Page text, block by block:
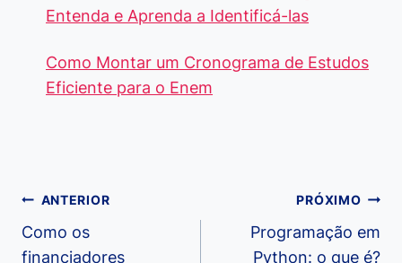
Entenda e Aprenda a Identificá-las
Como Montar um Cronograma de Estudos
Eficiente para o Enem
Navegação
de
ANTERIOR
Como os
financiadores
PRÓXIMO
Programação em
Python: o que é?